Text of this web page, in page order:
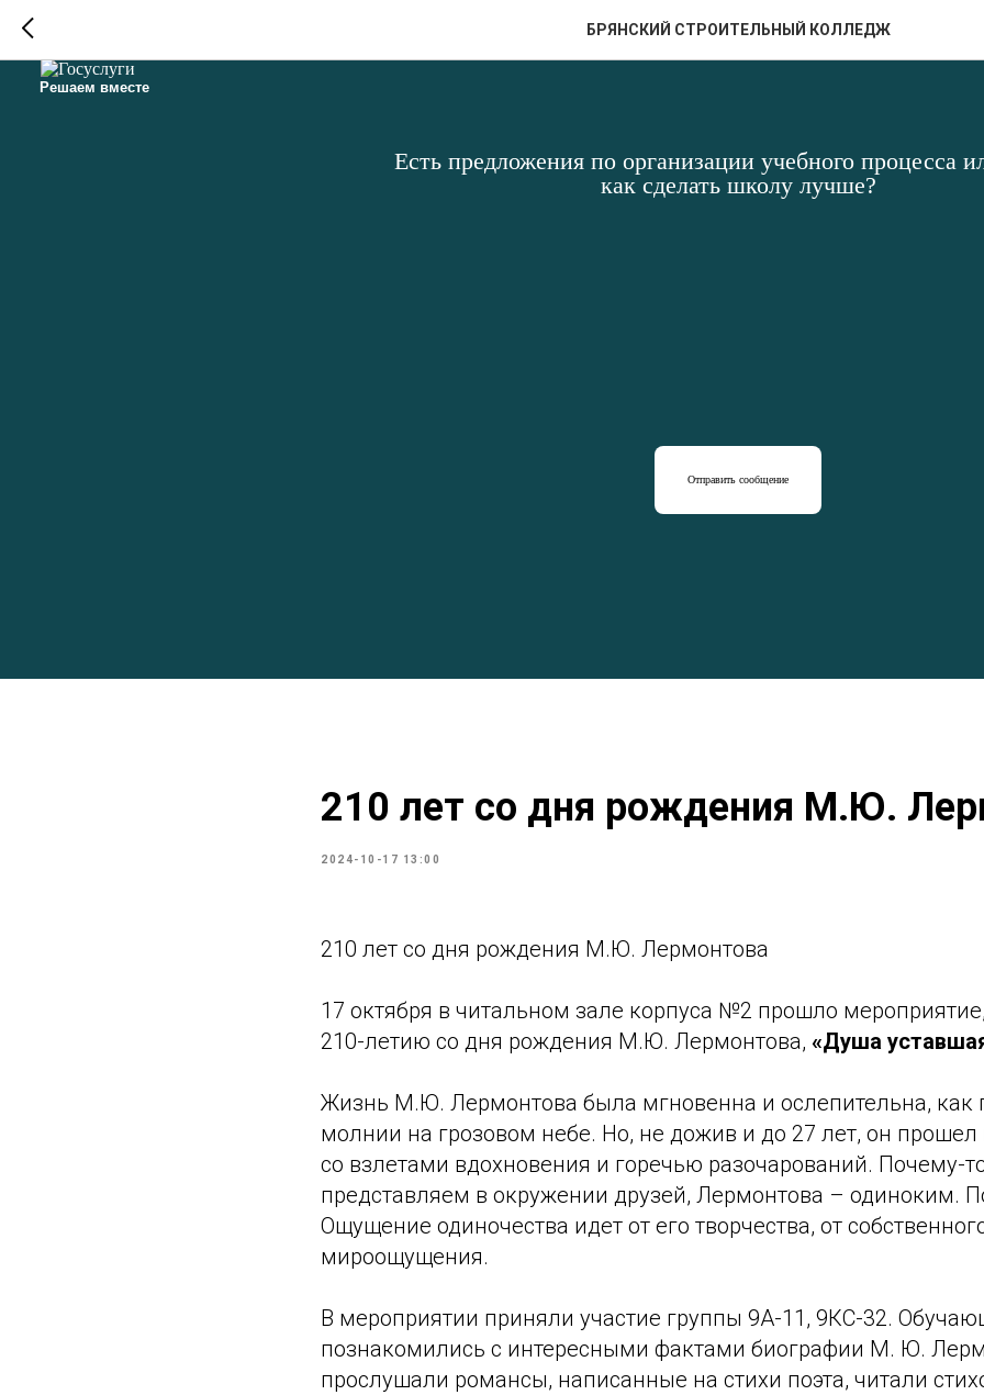
Решаем вместе
Есть предложения по организации учебного процесса
как сделать школу лучше?
Отправить сообщение
БРЯНСКИЙ СТРОИТЕЛЬНЫЙ КОЛЛЕДЖ
210 лет со дня рождения М.Ю.
2024-10-17 13:00
210 лет со дня рождения М.Ю. Лермонтова
17 октября в читальном зале корпуса №2 прошло
210-летию со дня рождения М.Ю. Лермонтова, «Душа
Жизнь М.Ю. Лермонтова была мгновенна и ослепительна, как
молнии на грозовом небе. Но, не дожив и до 27 лет, он прошел
со взлетами вдохновения и горечью разочарований. Почему-
представляем в окружении друзей, Лермонтова – одиноким.
Ощущение одиночества идет от его творчества, от
мироощущения.
В мероприятии приняли участие группы 9А-11, 9КС-32.
познакомились с интересными фактами биографии М. Ю.
прослушали романсы, написанные на стихи поэта, читали